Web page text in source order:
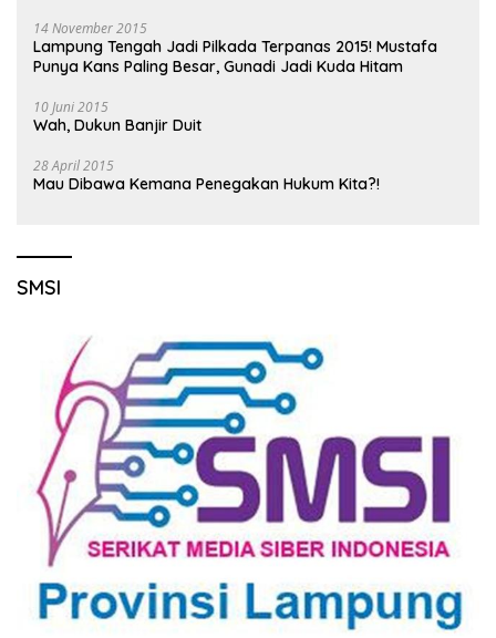
14 November 2015
Lampung Tengah Jadi Pilkada Terpanas 2015! Mustafa
Punya Kans Paling Besar, Gunadi Jadi Kuda Hitam
10 Juni 2015
Wah, Dukun Banjir Duit
28 April 2015
Mau Dibawa Kemana Penegakan Hukum Kita?!
SMSI